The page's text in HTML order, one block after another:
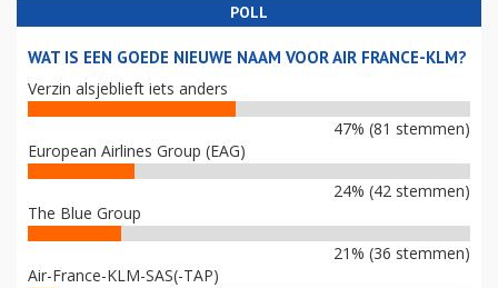
POLL
WAT IS EEN GOEDE NIEUWE NAAM VOOR AIR FRANCE-KLM?
Verzin alsjeblieft iets anders
47% (81 stemmen)
European Airlines Group (EAG)
24% (42 stemmen)
The Blue Group
21% (36 stemmen)
Air-France-KLM-SAS(-TAP)